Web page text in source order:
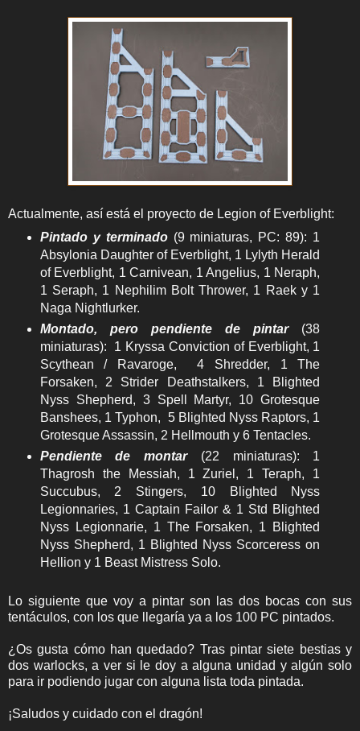
Actualmente, así está el proyecto de Legion of Everblight:
Pintado y terminado(9 miniaturas, PC: 89): 1
Absylonia Daughter of Everblight, 1 Lylyth Herald
of Everblight, 1 Carnivean, 1 Angelius, 1 Neraph,
1 Seraph, 1 Nephilim Bolt Thrower, 1 Raek y 1
Naga Nightlurker.
Montado, pero pendiente de pintar(38
miniaturas): 1 Kryssa Conviction of Everblight, 1
Scythean / Ravaroge, 4 Shredder, 1 The
Forsaken, 2 Strider Deathstalkers, 1 Blighted
Nyss Shepherd, 3 Spell Martyr, 10 Grotesque
Banshees, 1 Typhon, 5 Blighted Nyss Raptors, 1
Grotesque Assassin, 2 Hellmouth y 6 Tentacles.
Pendiente de montar(22 miniaturas): 1
Thagrosh the Messiah, 1 Zuriel, 1 Teraph, 1
Succubus, 2 Stingers, 10 Blighted Nyss
Legionnaries, 1 Captain Failor & 1 Std Blighted
Nyss Legionnarie, 1 The Forsaken, 1 Blighted
Nyss Shepherd, 1 Blighted Nyss Scorceress on
Hellion y 1 Beast Mistress Solo.
Lo siguiente que voy a pintar son las dos bocas con sus
tentáculos, con los que llegaría ya a los 100 PC pintados.
¿Os gusta cómo han quedado? Tras pintar siete bestias y
dos warlocks, a ver si le doy a alguna unidad y algún solo
para ir podiendo jugar con alguna lista toda pintada.
¡Saludos y cuidado con el dragón!